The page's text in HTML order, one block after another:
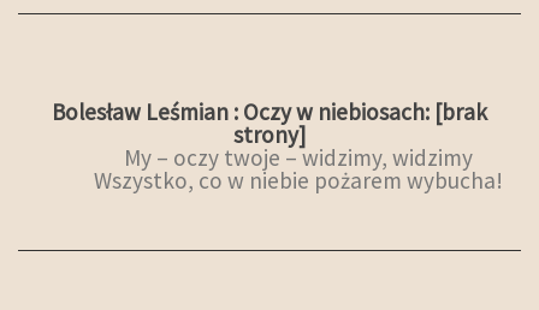
Bolesław Leśmian : Oczy w niebiosach: [brak
strony]
My – oczy twoje – widzimy, widzimy
Wszystko, co w niebie pożarem wybucha!